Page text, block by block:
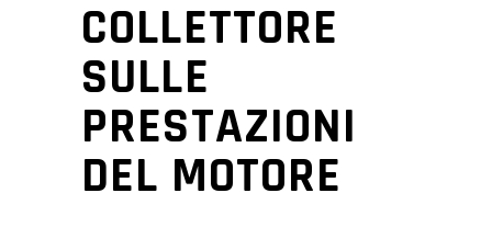
COLLETTORE
SULLE
PRESTAZIONI
DEL MOTORE